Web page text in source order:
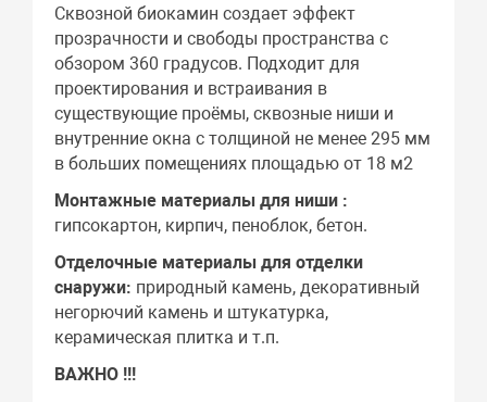
Сквозной биокамин создает эффект
прозрачности и свободы пространства с
обзором 360 градусов. Подходит для
проектирования и встраивания в
существующие проёмы, сквозные ниши и
внутренние окна с толщиной не менее 295 мм
в больших помещениях площадью от 18 м2
Монтажные материалы для ниши :
гипсокартон, кирпич, пеноблок, бетон.
Отделочные материалы для отделки
снаружи: природный камень, декоративный
негорючий камень и штукатурка,
керамическая плитка и т.п.
ВАЖНО !!!